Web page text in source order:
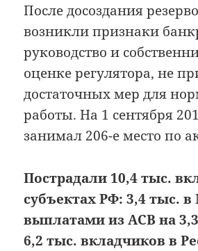
После досоздания
возникли признаки
руководство и
оценке регулятора, не
достаточных мер для
работы. На 1 сентября
занимал 206-е место по
Пострадали 10,4 тыс.
субъектах РФ: 3,4 тыс. в
выплатами из АСВ на
6,2 тыс. вкладчиков в